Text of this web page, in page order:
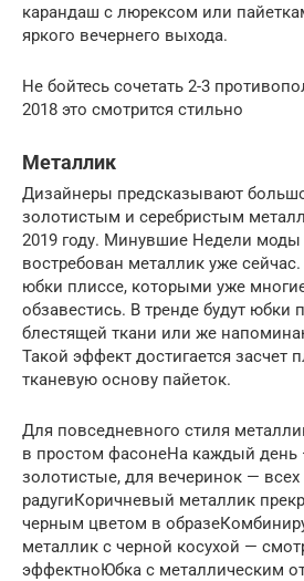
карандаш с люрексом или
яркого вечернего выхода.
Не бойтесь сочетать 2-3
2018 это смотрится стильно
Металлик
Дизайнеры предсказывают
золотистым и серебристым
2019 году. Минувшие Недели моды
востребован металлик уже
юбки плиссе, которыми уже
обзавестись. В тренде будут юбки
блестящей ткани или же
Такой эффект достигается засчет
тканевую основу пайеток.
Для повседневного стиля
в простом фасонеНа каждый день
золотистые, для вечеринок — всех
радугиКоричневый металлик
черным цветом в
металлик с черной косухой —
эффектноЮбка с металлическим